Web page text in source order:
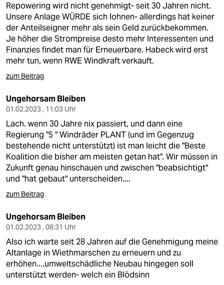
Repowering wird nicht genehmigt- seit 30 Jahren nicht.
Unsere Anlage WÜRDE sich lohnen- allerdings hat keiner
der Anteilseigner mehr als sein Geld zurückbekommen.
Je höher die Strompreise desto mehr Interessenten und
Finanzies findet man für Erneuerbare. Habeck wird erst
mehr tun, wenn RWE Windkraft verkauft.
zum Beitrag
Ungehorsam Bleiben
01.02.2023 , 11:03 Uhr
Lach. wenn 30 Jahre nix passiert, und dann eine
Regierung "5 " Windräder PLANT (und im Gegenzug
bestehende nicht unterstützt) ist man leicht die "Beste
Koalition die bisher am meisten getan hat". Wir müssen in
Zukunft genau hinschauen und zwischen "beabsichtigt"
und "hat gebaut" unterscheiden....
zum Beitrag
Ungehorsam Bleiben
01.02.2023 , 08:31 Uhr
Also ich warte seit 28 Jahren auf die Genehmigung meine
Altanlage in Wiethmarschen zu erneuern und zu
erhöhen....umweltschädliche Neubau hingegen soll
unterstützt werden- welch ein Blödsinn